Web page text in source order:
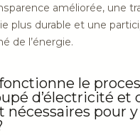
améliorée, une
plus durable et une
de l’énergie.
le
d’électricité et
nécessaires pour y